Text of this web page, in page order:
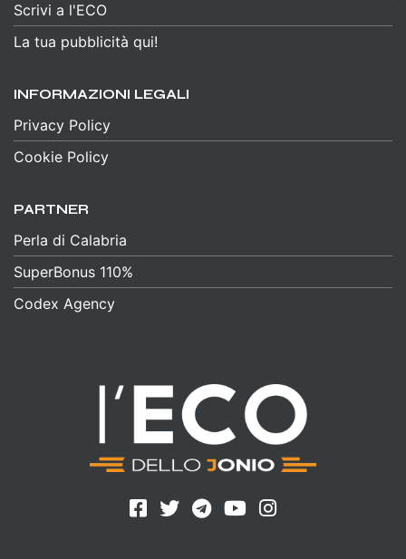
Scrivi a l'ECO
La tua pubblicità qui!
INFORMAZIONI LEGALI
Privacy Policy
Cookie Policy
PARTNER
Perla di Calabria
SuperBonus 110%
Codex Agency